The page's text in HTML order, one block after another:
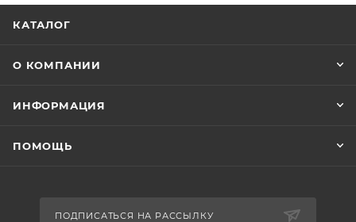
КАТАЛОГ
О КОМПАНИИ
ИНФОРМАЦИЯ
ПОМОЩЬ
ПОДПИСАТЬСЯ НА РАССЫЛКУ